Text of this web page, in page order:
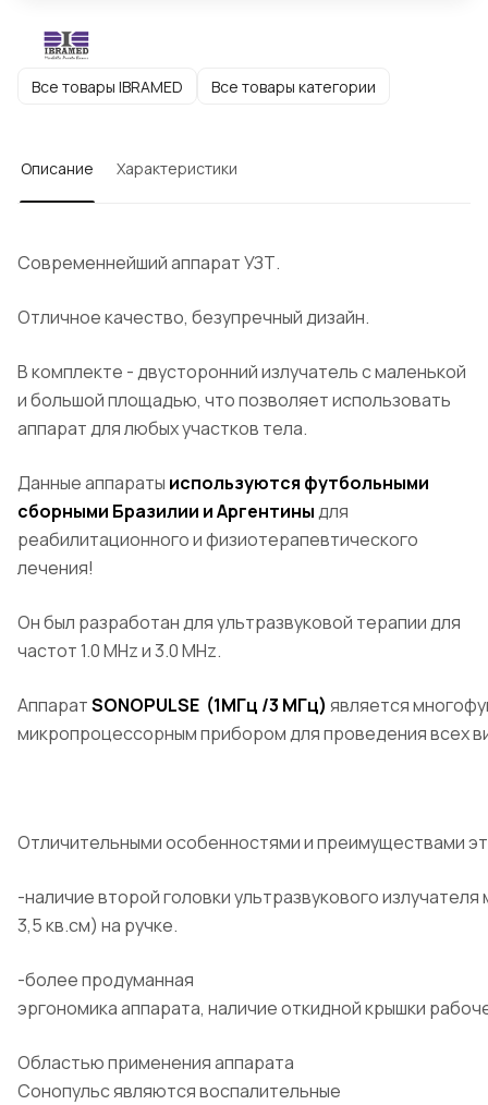
Все товары IBRAMED Все товары категории
Описание Характеристики
Современнейший аппарат УЗТ.
Отличное качество, безупречный дизайн.
В комплекте - двусторонний излучатель с маленькой
и большой площадью, что позволяет использовать
аппарат для любых участков тела.
Данные аппараты используются футбольными
сборными Бразилии и Аргентиныдля
реабилитационного и физиотерапевтического
лечения!
Он был разработан для ультразвуковой терапии для
частот 1.0 MHz и 3.0 MHz.
АппаратSONOPULSE (1МГц /3 МГц) является
микропроцессорным прибором для проведения всех
Отличительными особенностями и преимуществами
-наличие второй головки ультразвукового
3,5 кв.см) на ручке.
-более продуманная
эргономика аппарата, наличие откидной крышки
Областью применения аппарата
Сонопульс являются воспалительные